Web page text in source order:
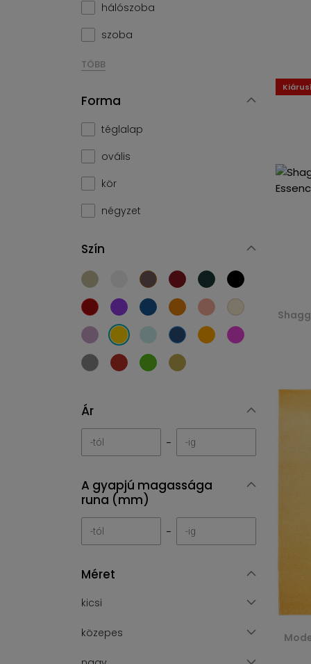
hálószoba
szoba
TÖBB
Forma
téglalap
ovális
kör
négyzet
Szín
Ár
-
A gyapjú magassága
runa (mm)
-
Méret
kicsi
közepes